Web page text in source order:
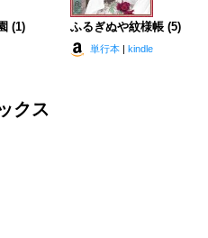
(1) ふるぎぬや紋様帳 (5)
単行本 kindle
クス